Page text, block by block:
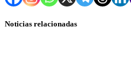
Noticias relacionadas